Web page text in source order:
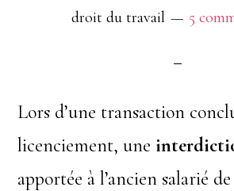
droit du travail
5
Lors d’une transaction
licenciement, une
apportée à l’ancien salarié